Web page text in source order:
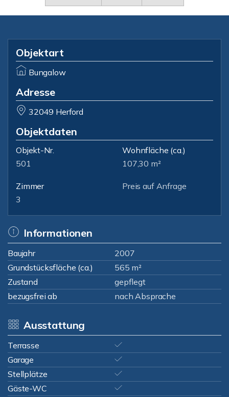
Objektart
Bungalow
Adresse
32049 Herford
Objektdaten
Objekt-Nr.
501
Wohnfläche (ca.)
107,30 m²
Zimmer
3
Preis auf Anfrage
Informationen
Baujahr
2007
Grundstücksfläche (ca.)
565 m²
Zustand
gepflegt
bezugsfrei ab
nach Absprache
Ausstattung
Terrasse
Garage
Stellplätze
Gäste-WC